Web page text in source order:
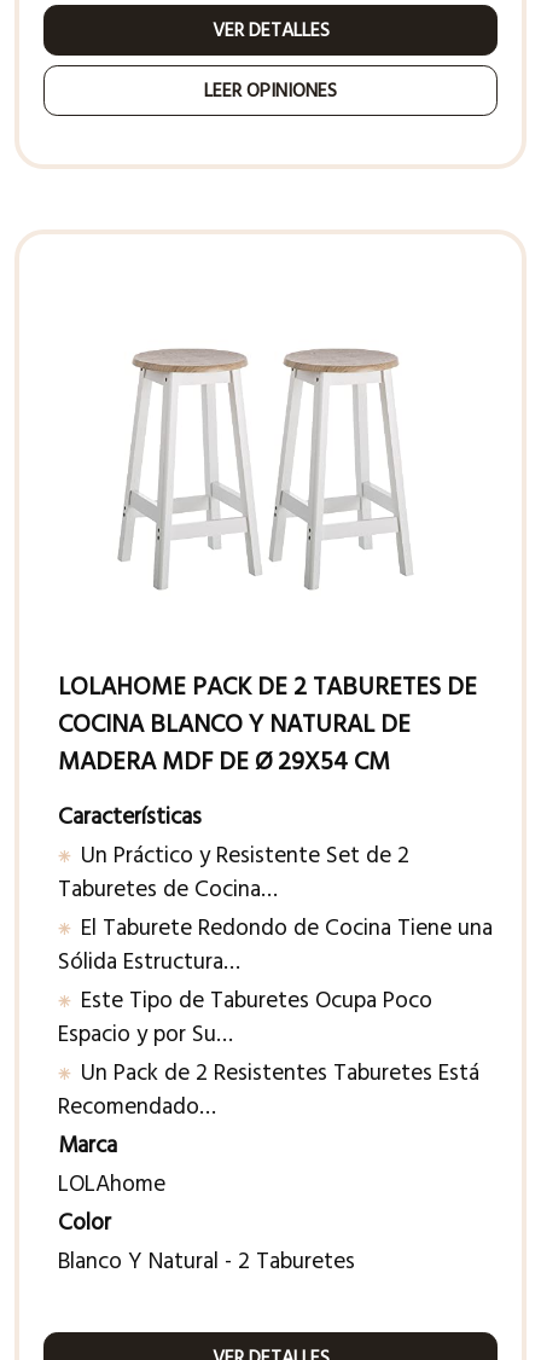
VER DETALLES
LEER OPINIONES
LOLAHOME PACK DE 2 TABURETES DE
COCINA BLANCO Y NATURAL DE
MADERA MDF DE Ø 29X54 CM
Características
Un Práctico y Resistente Set de 2
Taburetes de Cocina…
El Taburete Redondo de Cocina Tiene una
Sólida Estructura…
Este Tipo de Taburetes Ocupa Poco
Espacio y por Su…
Un Pack de 2 Resistentes Taburetes Está
Recomendado…
Marca
LOLAhome
Color
Blanco Y Natural - 2 Taburetes